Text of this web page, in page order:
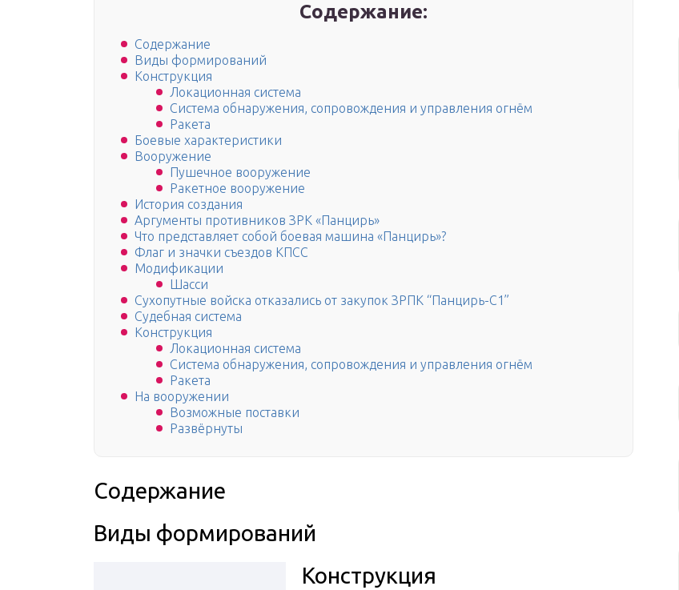
Содержание:
Содержание
Виды формирований
Конструкция
Локационная система
Система обнаружения, сопровождения и управления огнём
Ракета
Боевые характеристики
Вооружение
Пушечное вооружение
Ракетное вооружение
История создания
Аргументы противников ЗРК «Панцирь»
Что представляет собой боевая машина «Панцирь»?
Флаг и значки съездов КПСС
Модификации
Шасси
Сухопутные войска отказались от закупок ЗРПК “Панцирь-С1”
Судебная система
Конструкция
Локационная система
Система обнаружения, сопровождения и управления огнём
Ракета
На вооружении
Возможные поставки
Развёрнуты
Содержание
Виды формирований
Конструкция